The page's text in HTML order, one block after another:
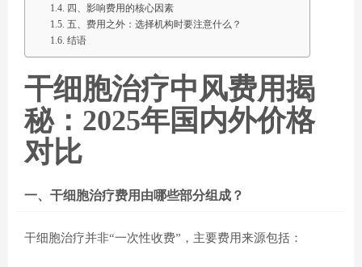
四、影响费用的核心因素
五、费用之外：选择机构时要注意什么？
结语
干细胞治疗中风费用揭
秘：2025年国内外价格
对比
一、干细胞治疗费用由哪些部分组成？
干细胞治疗并非“一次性收费”，主要费用来源包括：